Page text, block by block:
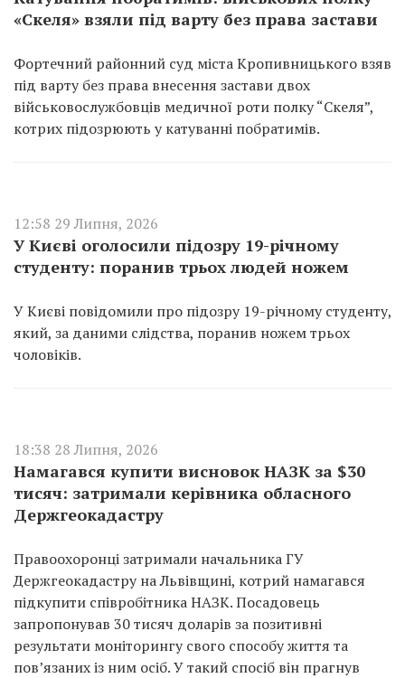
«Скеля» взяли під варту без права застави
Фортечний районний суд міста Кропивницького взяв
під варту без права внесення застави двох
військовослужбовців медичної роти полку “Скеля”,
котрих підозрюють у катуванні побратимів.
12:58 29 Липня, 2026
У Києві оголосили підозру 19-річному
студенту: поранив трьох людей ножем
У Києві повідомили про підозру 19-річному студенту,
який, за даними слідства, поранив ножем трьох
чоловіків.
18:38 28 Липня, 2026
Намагався купити висновок НАЗК за $30
тисяч: затримали керівника обласного
Держгеокадастру
Правоохоронці затримали начальника ГУ
Держгеокадастру на Львівщині, котрий намагався
підкупити співробітника НАЗК. Посадовець
запропонував 30 тисяч доларів за позитивні
результати моніторингу свого способу життя та
пов’язаних із ним осіб. У такий спосіб він прагнув